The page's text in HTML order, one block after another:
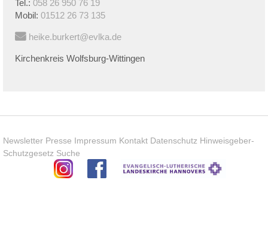
Tel.: 058 26 950 76 19
Mobil: 01512 26 73 135
heike.burkert@evlka.de
Kirchenkreis Wolfsburg-Wittingen
Newsletter Presse Impressum Kontakt Datenschutz Hinweisgeber-
Schutzgesetz Suche